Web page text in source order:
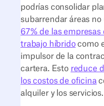
podrías consolidar
subarrendar áreas
67% de las empresas
trabajo híbridocomo
impulsor de la
cartera. Esto reduce
los costos de oficina
alquiler y los servicios.